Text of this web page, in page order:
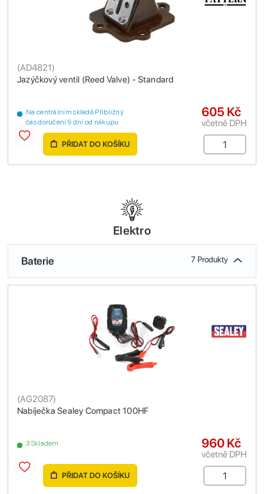
Jazýčkový ventil (Reed Valve) - Standard
(AD4821)
Na centrálním skladě Přibližný
čas doručení 9 dní od nákupu
605 Kč
včetně DPH
PŘIDAT DO KOŠÍKU
Elektro
Baterie 7 Produkty
Nabíječka Sealey Compact 100HF
(AG2087)
3 Skladem 960 Kč
včetně DPH
PŘIDAT DO KOŠÍKU